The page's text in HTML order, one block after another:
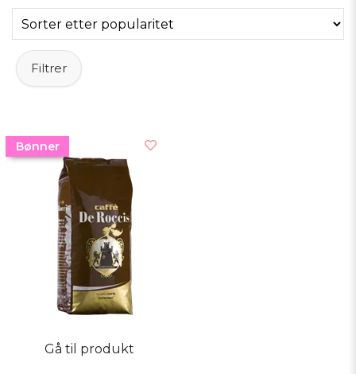
kaffeblandinger.
Filtrer
Bønner
Gå til produkt